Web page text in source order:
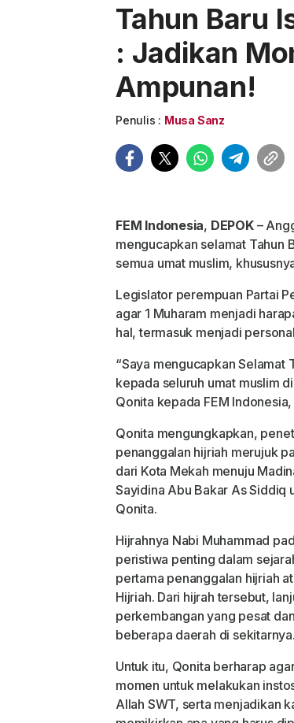
Tahun Baru
: Jadikan
Ampunan!
Penulis : Musa Sanz
FEM Indonesia, DEPOK–
mengucapkan selamat Tahun
semua umat muslim,
Legislator perempuan Partai
agar 1 Muharam menjadi
hal, termasuk menjadi
“Saya mengucapkan Selamat
kepada seluruh umat muslim
Qonita kepada FEM
Qonita mengungkapkan,
penanggalan hijriah merujuk
dari Kota Mekah menuju
Sayidina Abu Bakar As Siddiq
Qonita.
Hijrahnya Nabi Muhammad
peristiwa penting dalam
pertama penanggalan hijriah
Hijriah. Dari hijrah tersebut,
perkembangan yang pesat
beberapa daerah di sekitarnya.
Untuk itu, Qonita berharap
momen untuk melakukan
Allah SWT, serta menjadikan